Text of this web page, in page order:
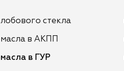
лобового стекла
масла в АКПП
масла в ГУР